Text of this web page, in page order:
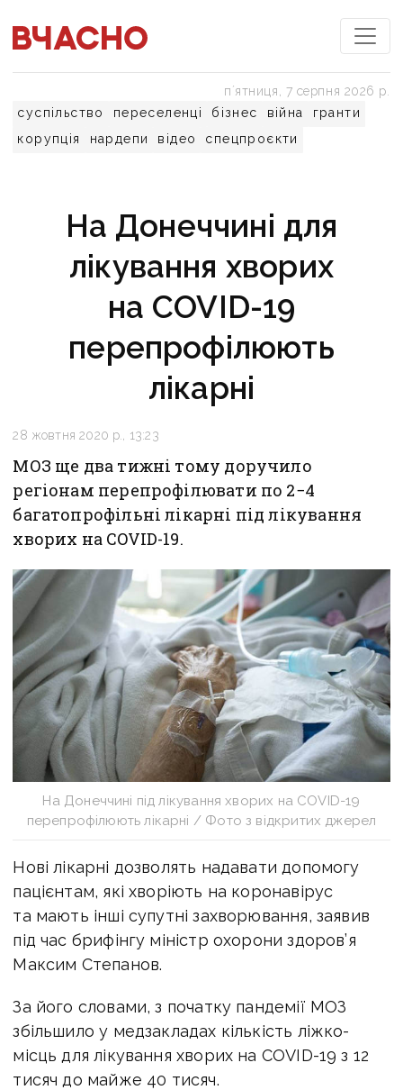
суспільство переселенці бізнес війна
гранти
корупція
нардепи відео спецпроєкти
пʼятниця, 7 серпня 2026 р.
На Донеччині для
лікування хворих
на COVID-19
перепрофілюють
лікарні
28 жовтня 2020 р., 13:23
МОЗ ще два тижні тому доручило
регіонам перепрофілювати по 2−4
багатопрофільні лікарні під лікування
хворих на COVID-19.
На Донеччині під лікування хворих на COVID-19
перепрофілюють лікарні / Фото з відкритих джерел
Нові лікарні дозволять надавати допомогу
пацієнтам, які хворіють на коронавірус
та мають інші супутні захворювання, заявив
під час брифінгу міністр охорони здоров’я
Максим Степанов.
За його словами, з початку пандемії МОЗ
збільшило у медзакладах кількість ліжко-
місць для лікування хворих на COVID-19 з 12
тисяч до майже 40 тисяч.